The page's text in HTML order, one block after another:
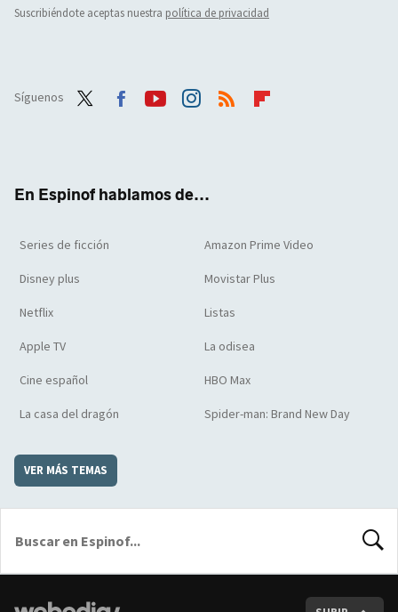
Suscribiéndote aceptas nuestra política de privacidad
Síguenos
En Espinof hablamos de...
Series de ficción Amazon Prime Video
Disney plus Movistar Plus
Netflix Listas
Apple TV La odisea
Cine español HBO Max
La casa del dragón Spider-man: Brand New Day
VER MÁS TEMAS